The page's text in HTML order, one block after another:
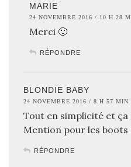
MARIE
24 NOVEMBRE 2016 / 10 H 28
Merci 🙂
RÉPONDRE
BLONDIE BABY
24 NOVEMBRE 2016 / 8 H 57 MIN
Tout en simplicité et ça
Mention pour les boots
RÉPONDRE